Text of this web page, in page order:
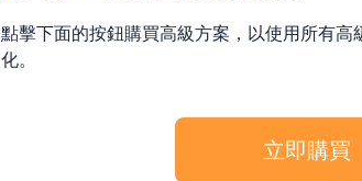
點擊下面的按鈕購買高級方案，以使用所有
化。
立即購買